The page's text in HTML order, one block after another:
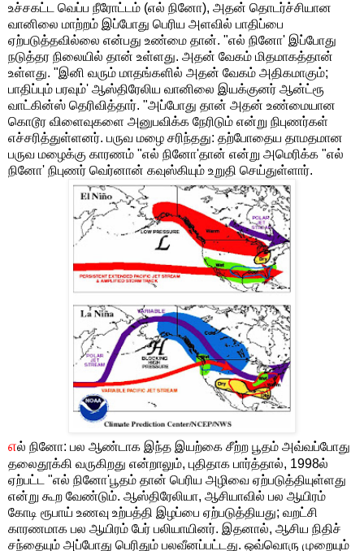
உச்சகட்ட வெப்ப நீரோட்டம் (எல் நினோ), அதன் தொடர்ச்சியான
வானிலை மாற்றம் இப்போது பெரிய அளவில் பாதிப்பை
ஏற்படுத்தவில்லை என்பது உண்மை தான். "எல் நினோ' இப்போது
நடுத்தர நிலையில் தான் உள்ளது. அதன் வேகம் மிதமாகத்தான்
உள்ளது. "இனி வரும் மாதங்களில் அதன் வேகம் அதிகமாகும்;
பாதிப்பும் பரவும்' ஆஸ்திரேலிய வானிலை இயக்குனர் ஆன்ட்ரூ
வாட்கின்ஸ் தெரிவித்தார். "அப்போது தான் அதன் உண்மையான
கொடூர விளைவுகளை அனுபவிக்க நேரிடும் என்று நிபுணர்கள்
எச்சரித்துள்ளனர். பருவ மழை சரிந்தது: தற்போதைய தாமதமான
பருவ மழைக்கு காரணம் "எல் நினோ'தான் என்று அமெரிக்க "எல்
நினோ' நிபுணர் வெர்னான் கவுஸ்கியும் உறுதி செய்துள்ளார்.
எல் நினோ: பல ஆண்டாக இந்த இயற்கை சீற்ற பூதம் அவ்வப்போது
தலைதூக்கி வருகிறது என்றாலும், புதிதாக பார்த்தால், 1998ல்
ஏற்பட்ட "எல் நினோ'பூதம் தான் பெரிய அழிவை ஏற்படுத்தியுள்ளது
என்று கூற வேண்டும். ஆஸ்திரேலியா, ஆசியாவில் பல ஆயிரம்
கோடி ரூபாய் உணவு உற்பத்தி இழப்பை ஏற்படுத்தியது; வறட்சி
காரணமாக பல ஆயிரம் பேர் பலியாயினர். இதனால், ஆசிய நிதிச்
சந்தையும் அப்போது பெரிதும் பலவீனப்பட்டது. ஒவ்வொரு முறையும்